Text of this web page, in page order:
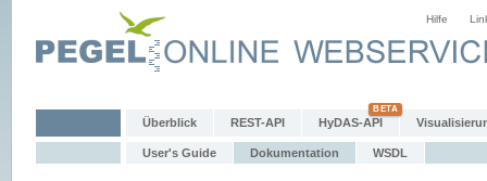
Hilfe
Überblick REST-API HyDAS-API
User's Guide Dokumentation WSDL